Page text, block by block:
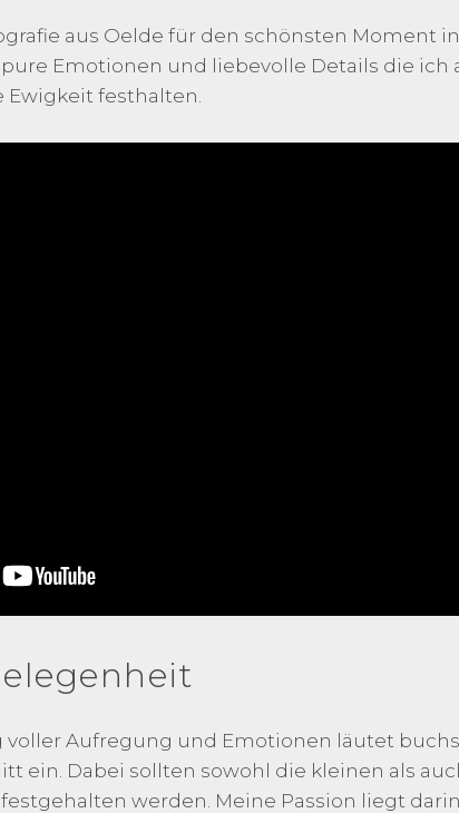
aus Oelde für den schönsten Moment
Emotionen und liebevolle Details die ich
Ewigkeit festhalten.
voller Aufregung und Emotionen läutet
ein. Dabei sollten sowohl die kleinen als
werden. Meine Passion liegt